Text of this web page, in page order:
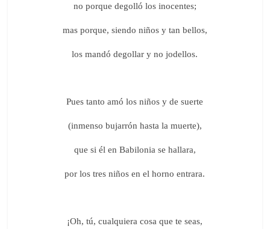
no porque degolló los inocentes;
mas porque, siendo niños y tan bellos,
los mandó degollar y no jodellos.
Pues tanto amó los niños y de suerte
(inmenso bujarrón hasta la muerte),
que si él en Babilonia se hallara,
por los tres niños en el horno entrara.
¡Oh, tú, cualquiera cosa que te seas,